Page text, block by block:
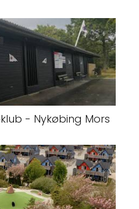
- Nykøbing Mors